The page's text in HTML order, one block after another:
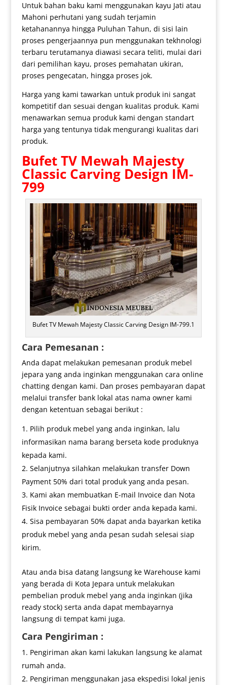
Untuk bahan baku kami menggunakan kayu Jati atau
Mahoni perhutani yang sudah terjamin
ketahanannya hingga Puluhan Tahun, di sisi lain
proses pengerjaannya pun menggunakan tekhnologi
terbaru terutamanya diawasi secara teliti, mulai dari
dari pemilihan kayu, proses pemahatan ukiran,
proses pengecatan, hingga proses jok.
Harga yang kami tawarkan untuk produk ini sangat
kompetitif dan sesuai dengan kualitas produk. Kami
menawarkan semua produk kami dengan standart
harga yang tentunya tidak mengurangi kualitas dari
produk.
Bufet TV Mewah Majesty
Classic Carving Design IM-
799
Bufet TV Mewah Majesty Classic Carving Design IM-799.1
Cara Pemesanan :
Anda dapat melakukan pemesanan produk mebel
jepara yang anda inginkan menggunakan cara online
chatting dengan kami. Dan proses pembayaran dapat
melalui transfer bank lokal atas nama owner kami
dengan ketentuan sebagai berikut :
Pilih produk mebel yang anda inginkan, lalu
informasikan nama barang berseta kode produknya
kepada kami.
Selanjutnya silahkan melakukan transfer Down
Payment 50% dari total produk yang anda pesan.
Kami akan membuatkan E-mail Invoice dan Nota
Fisik Invoice sebagai bukti order anda kepada kami.
Sisa pembayaran 50% dapat anda bayarkan ketika
produk mebel yang anda pesan sudah selesai siap
kirim.
Atau anda bisa datang langsung ke Warehouse kami
yang berada di Kota Jepara untuk melakukan
pembelian produk mebel yang anda inginkan (jika
ready stock) serta anda dapat membayarnya
langsung di tempat kami juga.
Cara Pengiriman :
Pengiriman akan kami lakukan langsung ke alamat
rumah anda.
Pengiriman menggunakan jasa ekspedisi lokal jenis